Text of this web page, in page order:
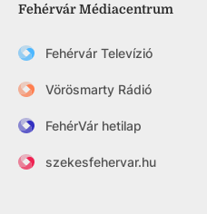
Fehérvár Médiacentrum
Fehérvár Televízió
Vörösmarty Rádió
FehérVár hetilap
szekesfehervar.hu